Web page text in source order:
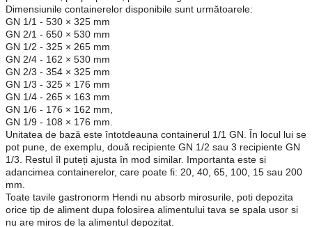
Dimensiunile containerelor disponibile sunt următoarele:
GN 1/1 - 530 × 325 mm
GN 2/1 - 650 × 530 mm
GN 1/2 - 325 × 265 mm
GN 2/4 - 162 × 530 mm
GN 2/3 - 354 × 325 mm
GN 1/3 - 325 × 176 mm
GN 1/4 - 265 × 163 mm
GN 1/6 - 176 × 162 mm,
GN 1/9 - 108 × 176 mm.
Unitatea de bază este întotdeauna containerul 1/1 GN. În locul lui se
pot pune, de exemplu, două recipiente GN 1/2 sau 3 recipiente GN
1/3. Restul îl puteți ajusta în mod similar. Importanta este si
adancimea containerelor, care poate fi: 20, 40, 65, 100, 15 sau 200
mm.
Toate tavile gastronorm Hendi nu absorb mirosurile, poti depozita
orice tip de aliment dupa folosirea alimentului tava se spala usor si
nu are miros de la alimentul depozitat.